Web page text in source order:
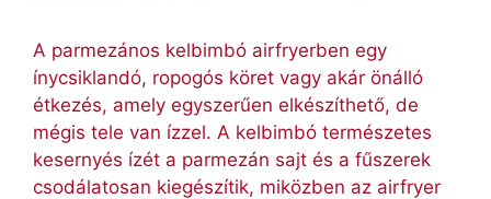
A parmezános kelbimbó airfryerben egy
ínycsiklandó, ropogós köret vagy akár önálló
étkezés, amely egyszerűen elkészíthető, de
mégis tele van ízzel. A kelbimbó természetes
kesernyés ízét a parmezán sajt és a fűszerek
csodálatosan kiegészítik, miközben az airfryer